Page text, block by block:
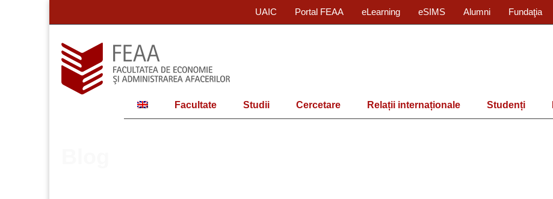
UAIC Portal FEAA eLearning eSIMS Alumni Fundaţia
Facultate Studii Cercetare Relații internaționale Studenți